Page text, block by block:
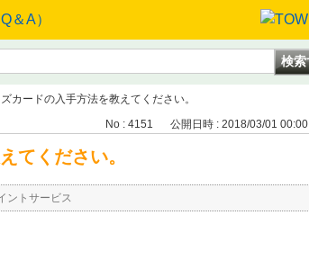
カードの入手方法を教えてください。
No : 4151 公開日時 : 2018/03/01 00:00
てください。
ントサービス